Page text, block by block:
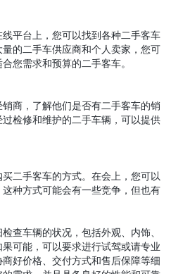
平台上，您可以找到各种二手客车
的二手车供应商和个人卖家，您可
您需求和预算的二手客车。
商，了解他们是否有二手客车的销
检修和维护的二手车辆，可以提供
二手客车的方式。在会上，您可以
种方式可能会有一些竞争，但也有
查车辆的状况，包括外观、内饰、
可能，可以要求进行试驾或请专业
好价格、交付方式和售后保障等细